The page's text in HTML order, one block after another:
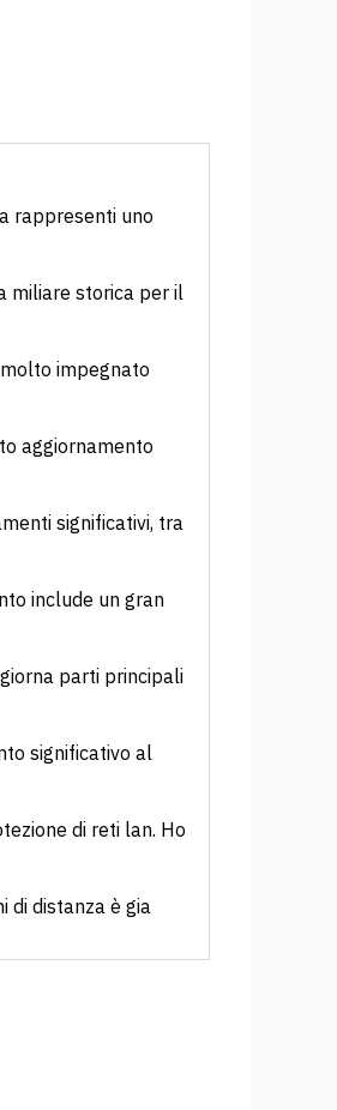
rappresenti uno
miliare storica per il
impegnato
aggiornamento
significativi, tra
include un gran
parti principali
significativo al
di reti lan. Ho
di distanza è gia